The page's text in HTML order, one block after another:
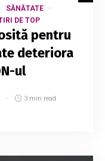
SĂNĂTATE
DE TOP
pentru
deteriora
ul
3 min read